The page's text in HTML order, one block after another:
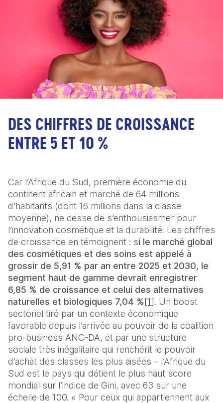
DES CHIFFRES DE CROISSANCE
ENTRE 5 ET 10 %
Car l’Afrique du Sud, première économie du
continent africain et marché de 64 millions
d’habitants (dont 16 millions dans la classe
moyenne), ne cesse de s’enthousiasmer pour
l’innovation cosmétique et la durabilité. Les chiffres
de croissance en témoignent : si le marché global
des cosmétiques et des soins est appelé à
grossir de 5,91 % par an entre 2025 et 2030, le
segment haut de gamme devrait enregistrer
6,85 % de croissance et celui des alternatives
naturelles et biologiques 7,04 % [1]. Un boost
sectoriel tiré par un contexte économique
favorable depuis l’arrivée au pouvoir de la coalition
pro-business ANC-DA, et par une structure
sociale très inégalitaire qui renchérit le pouvoir
d’achat des classes les plus aisées – l’Afrique du
Sud est le pays qui détient le plus haut score
mondial sur l’indice de Gini, avec 63 sur une
échelle de 100. « Pour ceux qui appartiennent aux